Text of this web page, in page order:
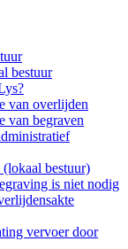
bestuur
van overlijden
van begraven
bestuur)
is niet nodig
vervoer door